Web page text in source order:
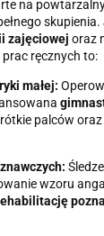
na
zajęciowej oraz
prac ręcznych to:
małej:
palców
wzoru